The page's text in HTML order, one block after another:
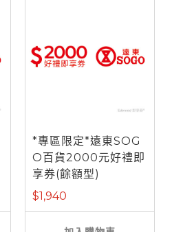
*專區限定*遠東SOG
O百貨2000元好禮即
享券(餘額型)
$1,940